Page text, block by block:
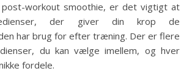
post-workout smoothie, er det vigtigt at
der giver din krop de
har brug for efter træning. Der er flere
du kan vælge imellem, og hver
fordele.